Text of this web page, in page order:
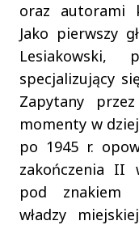
oraz autorami
Jako pierwszy
specjalizujący
Zapytany
momenty w
po 1945 r.
zakończenia II
pod znakiem
władzy